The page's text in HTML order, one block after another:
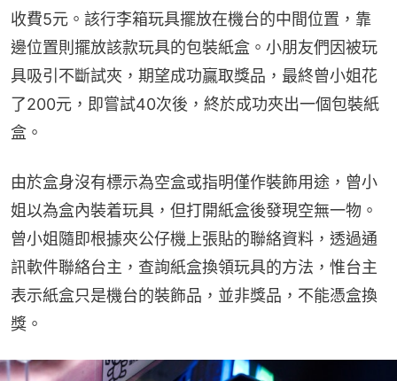
收費5元。該行李箱玩具擺放在機台的中間位置，靠
邊位置則擺放該款玩具的包裝紙盒。小朋友們因被玩
具吸引不斷試夾，期望成功贏取獎品，最終曾小姐花
了200元，即嘗試40次後，終於成功夾出一個包裝紙
盒。
由於盒身沒有標示為空盒或指明僅作裝飾用途，曾小
姐以為盒內裝着玩具，但打開紙盒後發現空無一物。
曾小姐隨即根據夾公仔機上張貼的聯絡資料，透過通
訊軟件聯絡台主，查詢紙盒換領玩具的方法，惟台主
表示紙盒只是機台的裝飾品，並非獎品，不能憑盒換
獎。